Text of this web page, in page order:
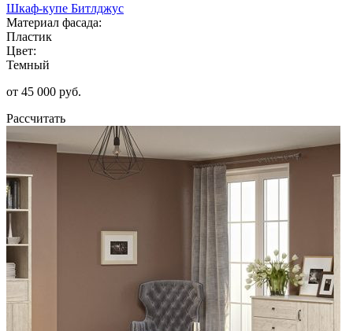
Шкаф-купе Битлджус
Материал фасада:
Пластик
Цвет:
Темный
от 45 000 руб.
Рассчитать